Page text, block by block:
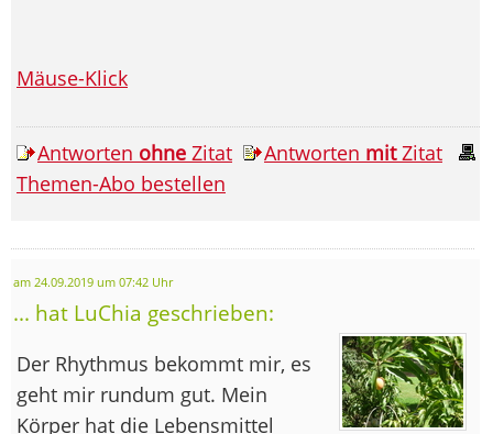
Mäuse-Klick
Antworten ohne Zitat Antworten mitZitat
Themen-Abo bestellen
am 24.09.2019 um 07:42 Uhr
... hat LuChia geschrieben:
Der Rhythmus bekommt mir, es
geht mir rundum gut. Mein
Körper hat die Lebensmittel